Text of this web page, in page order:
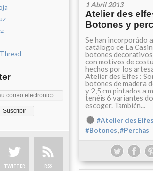
TWITTER RSS
1 Abril 2013
Atelier des
Botones y
Se han incorporádo
catálogo de La
botones
con motivos de
hechos por los
Atelier des Elfes :
botones de madera
y 2,5 cm pintados a
tenéis 6 variantes
escoger. También...
#Atelier des Elfes
#Botones,#Perchas